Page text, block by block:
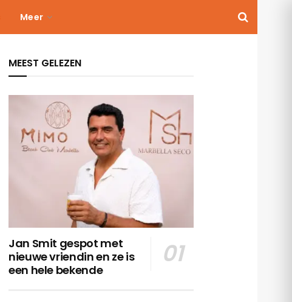
Meer
MEEST GELEZEN
Jan Smit gespot met
nieuwe vriendin en ze is
een hele bekende